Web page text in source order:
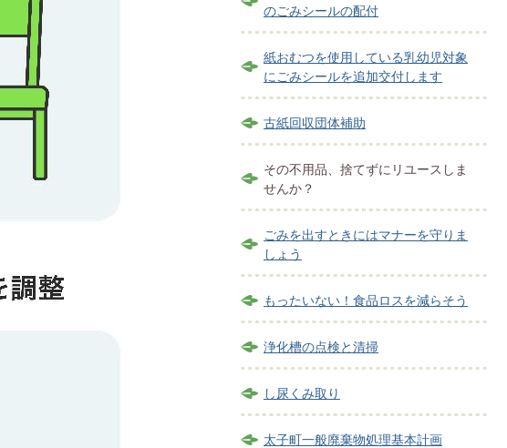
のごみシールの配付
紙おむつを使用している乳幼児対象
にごみシールを追加交付します
古紙回収団体補助
その不用品、捨てずにリユースしま
せんか？
ごみを出すときにはマナーを守りま
しょう
もったいない！食品ロスを減らそう
浄化槽の点検と清掃
し尿くみ取り
太子町一般廃棄物処理基本計画